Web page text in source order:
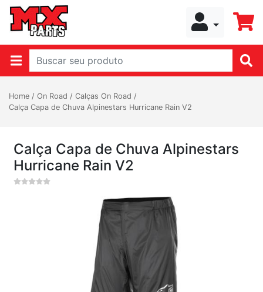
Home / On Road / Calças On Road /
Calça Capa de Chuva Alpinestars Hurricane Rain V2
Calça Capa de Chuva Alpinestars
Hurricane Rain V2